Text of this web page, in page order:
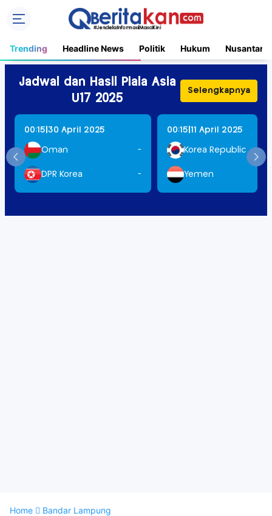
Trending Headline News Politik Hukum Nusantara
Jadwal dan Hasil Piala Asia
U17 2025
Selengkapnya
00:15 30 April 2025
Oman -
DPR Korea -
00:15 11 April 2025
Korea Republic
Yemen
Home Bandar Lampung